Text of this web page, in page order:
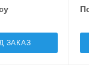
ЗАКАЗ